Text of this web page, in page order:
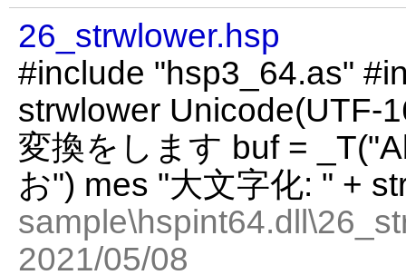
26_strwlower.hsp
#include "hsp3_64.as"
strwlower Unicode(UTF-
変換をします buf =
お") mes "大文字化: " +
2021/05/08